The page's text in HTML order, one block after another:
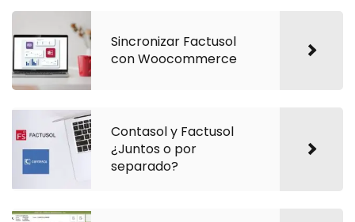
Sincronizar Factusol
con Woocommerce
Contasol y Factusol
¿Juntos o por
separado?